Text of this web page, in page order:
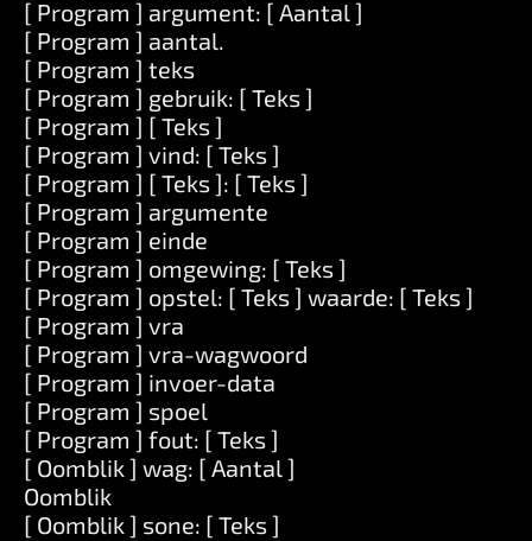
[ Program ] argument: [ Aantal ]
[ Program ] aantal.
[ Program ] teks
[ Program ] gebruik: [ Teks ]
[ Program ] [ Teks ]
[ Program ] vind: [ Teks ]
[ Program ] [ Teks ]: [ Teks ]
[ Program ] argumente
[ Program ] einde
[ Program ] omgewing: [ Teks ]
[ Program ] opstel: [ Teks ] waarde: [ Teks ]
[ Program ] vra
[ Program ] vra-wagwoord
[ Program ] invoer-data
[ Program ] spoel
[ Program ] fout: [ Teks ]
[ Oomblik ] wag: [ Aantal ]
Oomblik
[ Oomblik ] sone: [ Teks ]